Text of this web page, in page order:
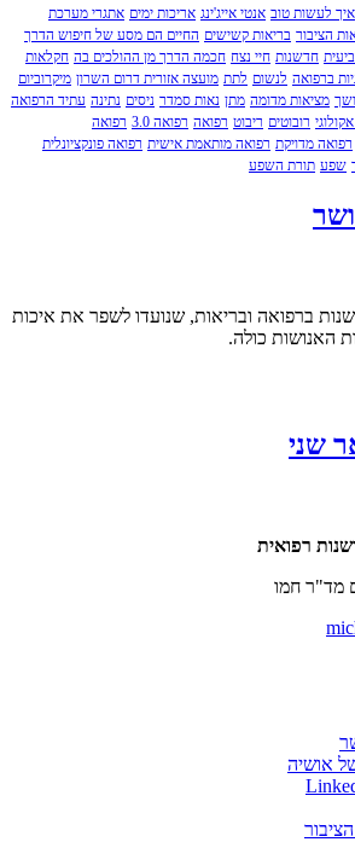
טוב אנטי אייג'ינג אריכות ימים אתגרי מערכת
בריאות קשישים החיים הם מסע של חיפוש הדרך
חיי נצח חכמה הדרך מן ההולכים בה חקלאות
לנשום לתת מועצה אזורית דרום השרון מיקרוביום
מדומה מתן נאות סמדר ניסים נתינה עתיד הרפואה
רובוטים ריבוט רפואה רפואה 3.0
רפואה
רפואה מותאמת אישית רפואה פונקציונלית
השפע
ובריאות, שנועדו לשפר את איכות
כולה.
חמו